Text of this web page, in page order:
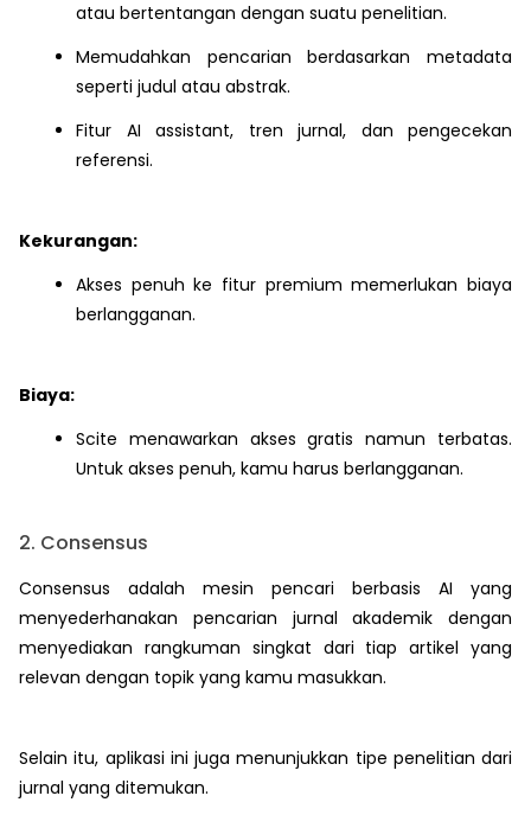
atau bertentangan dengan suatu penelitian.
Memudahkan pencarian berdasarkan metadata
seperti judul atau abstrak.
Fitur AI assistant, tren jurnal, dan pengecekan
referensi.
Kekurangan:
Akses penuh ke fitur premium memerlukan biaya
berlangganan.
Biaya:
Scite menawarkan akses gratis namun terbatas.
Untuk akses penuh, kamu harus berlangganan.
2. Consensus
Consensus adalah mesin pencari berbasis AI yang
menyederhanakan pencarian jurnal akademik dengan
menyediakan rangkuman singkat dari tiap artikel yang
relevan dengan topik yang kamu masukkan.
Selain itu, aplikasi ini juga menunjukkan tipe penelitian dari
jurnal yang ditemukan.